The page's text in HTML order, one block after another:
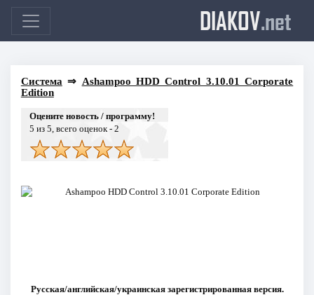
DIAKOV.net
Система ⇒ Ashampoo HDD Control 3.10.01 Corporate
Edition
Оцените новость / программу!
5 из 5, всего оценок - 2
Русская/английская/украинская зарегистрированная версия.